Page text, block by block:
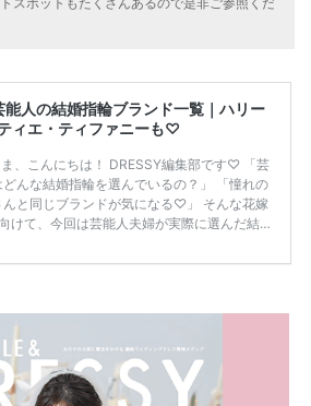
スポットもたくさんあるので是非ご参照くだ
能人の結婚指輪ブランド一覧｜ハリー
ィエ・ティファニーも♡
、こんにちは！ DRESSY編集部です♡ 「芸
んな結婚指輪を選んでいるの？」 「憧れの
んと同じブランドが気になる♡」 そんな花嫁
けて、今回は芸能人夫婦が実際に選んだ結婚
ストンやカルティエ、ティファニーなど世界
帯 ・花嫁人気が高い理由 などもあわせて解
きます♡ 「芸能人の結婚指輪ってやっぱり
」 「手が届くブランドもある？」 「人気ブラ
[…]続きを読む